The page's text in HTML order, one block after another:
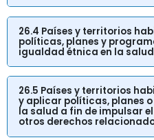
26.4 Países y territorios
políticas, planes y
igualdad étnica en la salud
26.5 Países y territorios
y aplicar políticas, planes
la salud a fin de impulsar
otros derechos